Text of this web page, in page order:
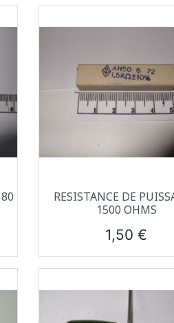
 Aperçu rapide
RESISTANCE DE
1500 OHMS
Prix
1,50 €